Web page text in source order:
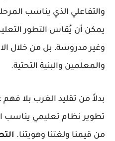
والتفاعلي الذي يناسب
يمكن أن يُقاس التطور
وغير مدروسة، بل من خلال
والمعلمين والبنية التحتية.
بدلاً من تقليد الغرب بلا
تطوير نظام تعليمي يناسب
من قيمنا ولغتنا وهويتنا.